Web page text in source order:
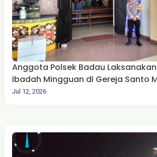
Anggota Polsek Badau
Ibadah Mingguan di Gereja Santo
Jul 12, 2026